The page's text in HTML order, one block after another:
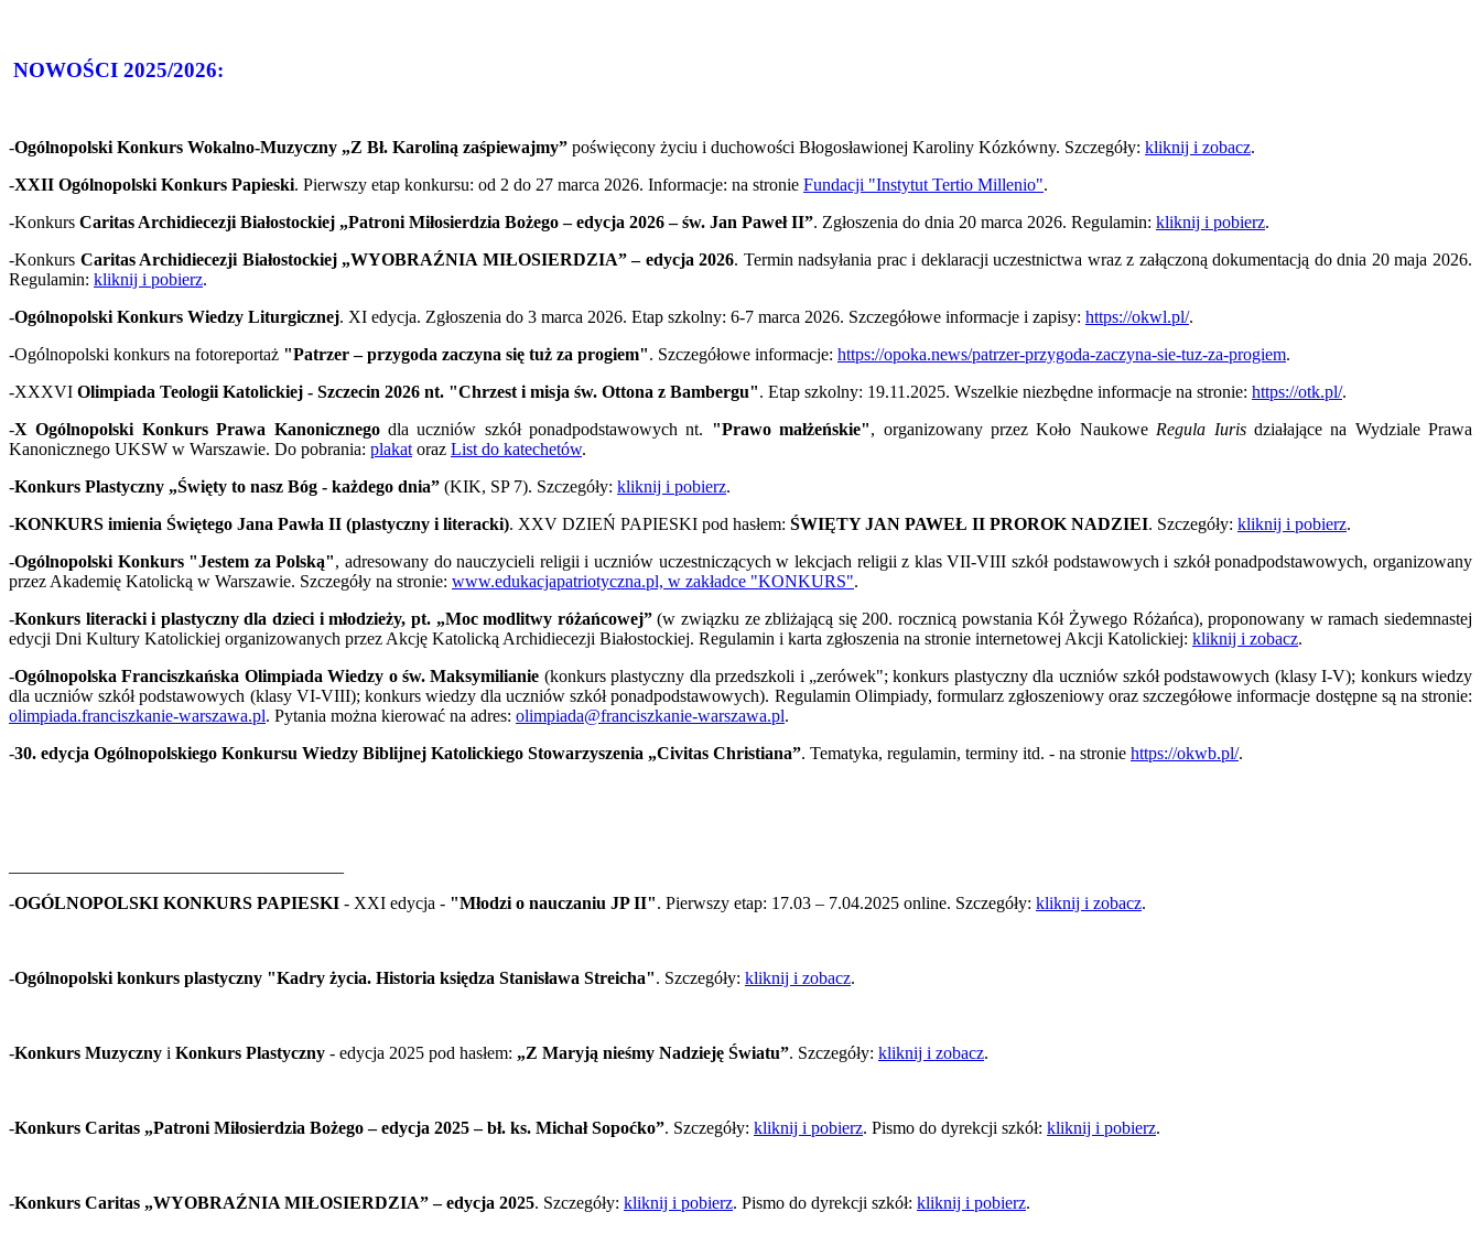
NOWOŚCI 2025/2026:
-Ogólnopolski Konkurs Wokalno-Muzyczny „Z Bł. Karoliną zaśpiewajmy” poświęcony życiu i duchowości Błogosławionej Karoliny Kózkówny. Szczegóły: kliknij i zobacz.
-XXII Ogólnopolski Konkurs Papieski. Pierwszy etap konkursu: od 2 do 27 marca 2026. Informacje: na stronie Fundacji "Instytut Tertio Millenio".
-Konkurs Caritas Archidiecezji Białostockiej „Patroni Miłosierdzia Bożego – edycja 2026 – św. Jan Paweł II”. Zgłoszenia do dnia 20 marca 2026. Regulamin: kliknij i pobierz.
-Konkurs Caritas Archidiecezji Białostockiej „WYOBRAŹNIA MIŁOSIERDZIA” – edycja 2026. Termin nadsyłania prac i deklaracji uczestnictwa wraz z załączoną dokumentacją do dnia 20 maja 2026.
Regulamin: kliknij i pobierz.
-Ogólnopolski Konkurs Wiedzy Liturgicznej. XI edycja. Zgłoszenia do 3 marca 2026. Etap szkolny: 6-7 marca 2026. Szczegółowe informacje i zapisy: https://okwl.pl/.
-Ogólnopolski konkurs na fotoreportaż "Patrzer – przygoda zaczyna się tuż za progiem". Szczegółowe informacje: https://opoka.news/patrzer-przygoda-zaczyna-sie-tuz-za-progiem.
-XXXVI Olimpiada Teologii Katolickiej - Szczecin 2026 nt. "Chrzest i misja św. Ottona z Bambergu". Etap szkolny: 19.11.2025. Wszelkie niezbędne informacje na stronie: https://otk.pl/.
-X Ogólnopolski Konkurs Prawa Kanonicznegodla uczniów szkół ponadpodstawowych nt. "Prawo małżeńskie", organizowany przez Koło Naukowe Regula Iurisdziałające na Wydziale Prawa
Kanonicznego UKSW w Warszawie. Do pobrania: plakat oraz List do katechetów.
-Konkurs Plastyczny „Święty to nasz Bóg - każdego dnia” (KIK, SP 7). Szczegóły: kliknij i pobierz.
-KONKURS imienia Świętego Jana Pawła II (plastyczny i literacki). XXV DZIEŃ PAPIESKI pod hasłem: ŚWIĘTY JAN PAWEŁ II PROROK NADZIEI. Szczegóły: kliknij i pobierz.
-Ogólnopolski Konkurs "Jestem za Polską", adresowany do nauczycieli religii i uczniów uczestniczących w lekcjach religii z klas VII-VIII szkół podstawowych i szkół ponadpodstawowych, organizowany
przez Akademię Katolicką w Warszawie. Szczegóły na stronie: www.edukacjapatriotyczna.pl, w zakładce "KONKURS".
-Konkurs literacki i plastyczny dla dzieci i młodzieży, pt. „Moc modlitwy różańcowej”(w związku ze zbliżającą się 200. rocznicą powstania Kół Żywego Różańca), proponowany w ramach siedemnastej
edycji Dni Kultury Katolickiej organizowanych przez Akcję Katolicką Archidiecezji Białostockiej. Regulamin i karta zgłoszenia na stronie internetowej Akcji Katolickiej: kliknij i zobacz.
-Ogólnopolska Franciszkańska Olimpiada Wiedzy o św. Maksymilianie (konkurs plastyczny dla przedszkoli i „zerówek"; konkurs plastyczny dla uczniów szkół podstawowych (klasy I-V); konkurs wiedzy
dla uczniów szkół podstawowych (klasy VI-VIII); konkurs wiedzy dla uczniów szkół ponadpodstawowych). Regulamin Olimpiady, formularz zgłoszeniowy oraz szczegółowe informacje dostępne są na stronie:
olimpiada.franciszkanie-warszawa.pl. Pytania można kierować na adres: olimpiada@franciszkanie-warszawa.pl.
-30. edycja Ogólnopolskiego Konkursu Wiedzy Biblijnej Katolickiego Stowarzyszenia „Civitas Christiana”. Tematyka, regulamin, terminy itd. - na stronie https://okwb.pl/.
-OGÓLNOPOLSKI KONKURS PAPIESKI - XXI edycja - "Młodzi o nauczaniu JP II". Pierwszy etap: 17.03 – 7.04.2025 online. Szczegóły: kliknij i zobacz.
-Ogólnopolski konkurs plastyczny "Kadry życia. Historia księdza Stanisława Streicha". Szczegóły: kliknij i zobacz.
-Konkurs Muzyczny i Konkurs Plastyczny - edycja 2025 pod hasłem: „Z Maryją nieśmy Nadzieję Światu”. Szczegóły: kliknij i zobacz.
-Konkurs Caritas „Patroni Miłosierdzia Bożego – edycja 2025 – bł. ks. Michał Sopoćko”. Szczegóły: kliknij i pobierz. Pismo do dyrekcji szkół: kliknij i pobierz.
-Konkurs Caritas „WYOBRAŹNIA MIŁOSIERDZIA” – edycja 2025. Szczegóły: kliknij i pobierz. Pismo do dyrekcji szkół: kliknij i pobierz.